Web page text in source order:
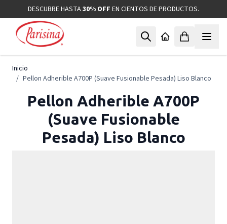
Ir al contenidoDESCUBRE HASTA30% OFF EN CIENTOS DE PRODUCTOS.
Inicio
/ Pellon Adherible A700P (Suave Fusionable Pesada) Liso Blanco
Pellon Adherible A700P
(Suave Fusionable
Pesada) Liso Blanco